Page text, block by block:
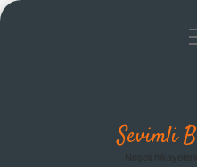
Gizlilik
Sevimli
Neşeli